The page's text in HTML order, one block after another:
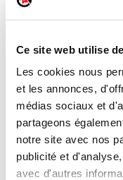
Ce site web utilise
Les cookies nous
et les annonces,
médias sociaux et
partageons
notre site avec nos
publicité et
avec d'autres
Réf. :250748
Modèle d'origine :
Modèle
En stock
AJOUTER AU